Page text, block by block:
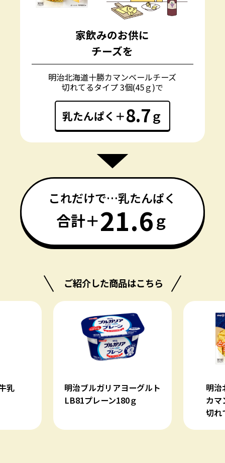
家飲みのお供に
チーズを
明治北海道十勝カマンベールチーズ
切れてるタイプ 3個(45ｇ)で
乳たんぱく＋8.7ｇ
これだけで…乳たんぱく
合計＋21.6ｇ
ご紹介した商品はこちら
グルト
明治北海道十勝
カマンベールチーズ
明